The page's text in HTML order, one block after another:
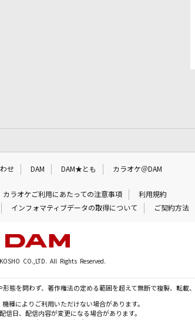
せ DAM DAM★とも カラオケ＠DAM
カラオケご利用にあたっての注意事項
利用規約
インフォマティブデータの取得について ご契約方法
CO.,LTD. All Rights Reserved.
態を問わず、著作権法の定める範囲を超えて無断で複製、転載
種によりご利用いただけない場合があります。
信日、配信内容が変更になる場合があります。